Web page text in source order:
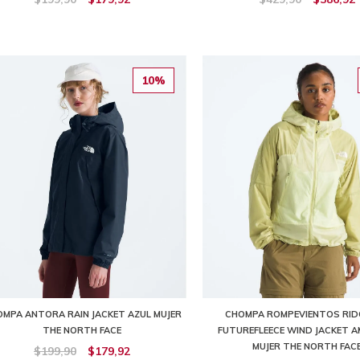
10%
ANTORA RAIN JACKET AZUL MUJER
THE NORTH FACE
$199,90 $179,92
CHOMPA ROMPEVIENTOS
FUTUREFLEECE WIND JACKET
MUJER THE NORTH